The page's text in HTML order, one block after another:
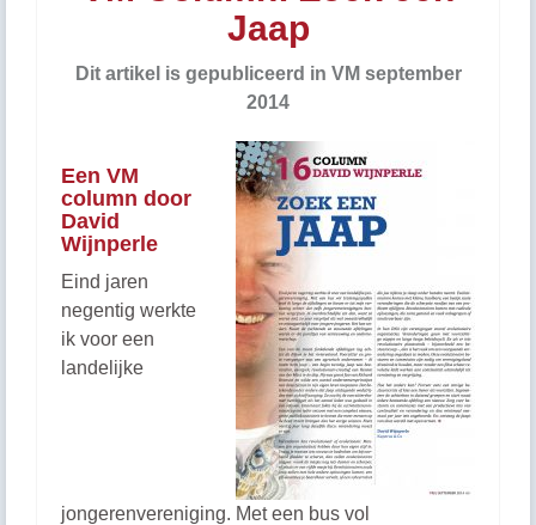
Jaap
Dit artikel is gepubliceerd in VM september
2014
Een VM
column door
David
Wijnperle
Eind jaren
negentig werkte
ik voor een
landelijke
jongerenvereniging. Met een bus vol